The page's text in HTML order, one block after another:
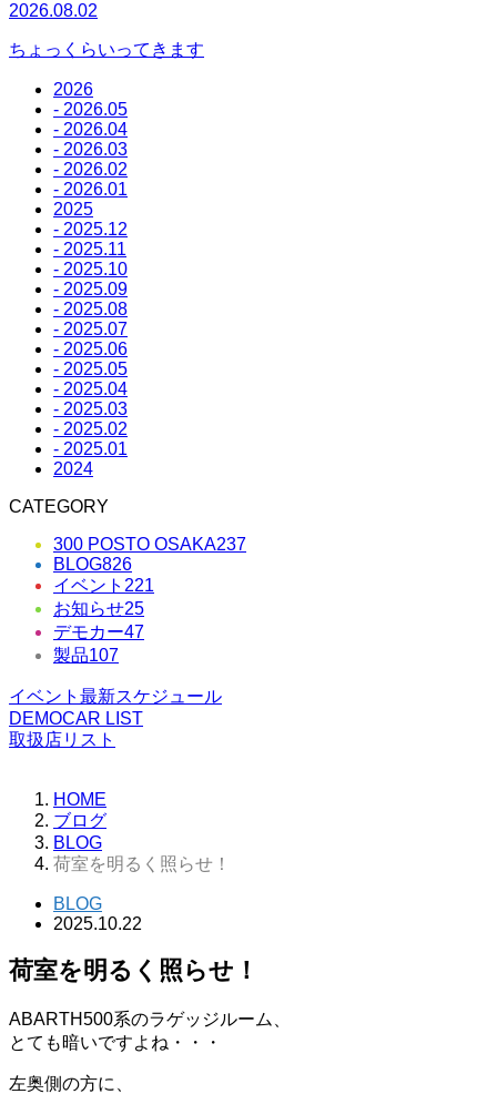
2026.08.02
ちょっくらいってきます
2026
- 2026.05
- 2026.04
- 2026.03
- 2026.02
- 2026.01
2025
- 2025.12
- 2025.11
- 2025.10
- 2025.09
- 2025.08
- 2025.07
- 2025.06
- 2025.05
- 2025.04
- 2025.03
- 2025.02
- 2025.01
2024
CATEGORY
300 POSTO OSAKA237
BLOG826
イベント 221
お知らせ25
デモカー47
製品107
イベント最新スケジュール
DEMOCAR LIST
取扱店リスト
HOME
ブログ
BLOG
荷室を明るく照らせ！
BLOG
2025.10.22
荷室を明るく照らせ！
ABARTH500系のラゲッジルーム、
とても暗いですよね・・・
左奥側の方に、